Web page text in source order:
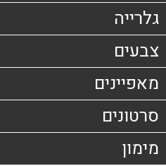
מנוע
סוג
SOHC, 8-valve
גלרייה
צבעים
מאפיינים
סרטונים
מימון